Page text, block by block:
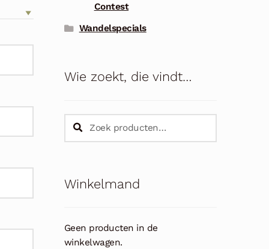
Contest
Wandelspecials
Wie zoekt, die vindt…
Zoeken
naar:
Zoeken
Winkelmand
Geen producten in de
winkelwagen.